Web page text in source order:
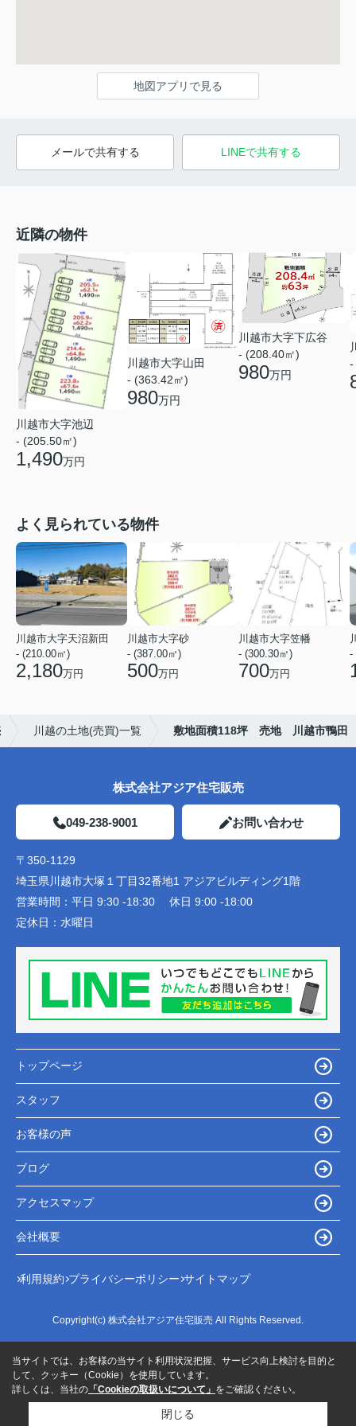
地図アプリで見る
メールで共有する LINEで共有する
近隣の物件
川越市大字池辺
- (205.50㎡)
1,490万円
川越市大字山田
- (363.42㎡)
980万円
川越市大字下広谷
- (208.40㎡)
980万円
-
よく見られている物件
川越市大字天沼新田
- (210.00㎡)
2,180万円
川越市大字砂
- (387.00㎡)
500万円
川越市大字笠幡
- (300.30㎡)
700万円
-
川越の土地(売買)一覧 敷地面積118坪 売地 川越市鴨田
株式会社アジア住宅販売
049-238-9001 お問い合わせ
〒350-1129
埼玉県川越市大塚１丁目32番地1 アジアビルディング1階
営業時間： 平日 9:30 -18:30 休日 9:00 -18:00
定休日： 水曜日
トップページ
スタッフ
お客様の声
ブログ
アクセスマップ
会社概要
利用規約 プライバシーポリシー サイトマップ
Copyright(c) 株式会社アジア住宅販売 All Rights Reserved.
当サイトでは、お客様の当サイト利用状況把握、サービス向上検討を目的と
して、クッキー（Cookie）を使用しています。
詳しくは、当社の 「Cookieの取扱いについて」 をご確認ください。
閉じる